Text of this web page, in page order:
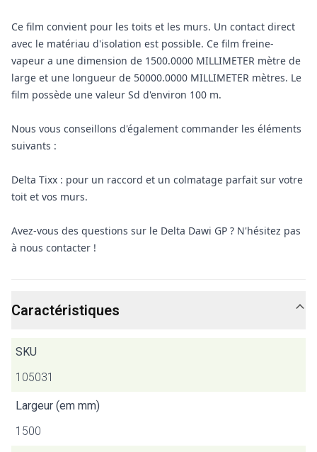
Ce film convient pour les toits et les murs. Un contact direct
avec le matériau d'isolation est possible. Ce film freine-
vapeur a une dimension de 1500.0000 MILLIMETER mètre de
large et une longueur de 50000.0000 MILLIMETER mètres. Le
film possède une valeur Sd d'environ 100 m.
Nous vous conseillons d'également commander les éléments
suivants :
Delta Tixx : pour un raccord et un colmatage parfait sur votre
toit et vos murs.
Avez-vous des questions sur le Delta Dawi GP ? N'hésitez pas
à nous contacter !
Caractéristiques
SKU
105031
Largeur (em mm)
1500